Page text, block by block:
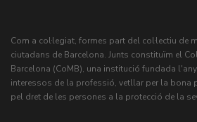
Com a col·legiat, formes part del col·lectiu de
ciutadans de Barcelona. Junts constituïm el
Barcelona (CoMB), una institució fundada
interessos de la professió, vetllar per la bona
pel dret de les persones a la protecció de la